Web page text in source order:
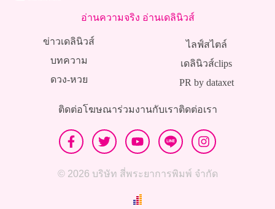
อ่านความจริง อ่านเดลินิวส์
ข่าวเดลินิวส์
บทความ
ดวง-หวย
ไลฟ์สไตล์
เดลินิวส์clips
PR by dataxet
ติดต่อโฆษณาร่วมงานกับเราติดต่อเรา
© 2026 บริษัท สี่พระยาการพิมพ์ จำกัด